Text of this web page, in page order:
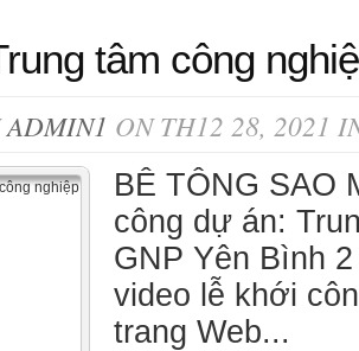
tâm công
ADMIN1 ON TH12 28, 2021
BÊ TÔNG SAO
công dự án:
GNP Yên Bình
video lễ khới
trang Web...